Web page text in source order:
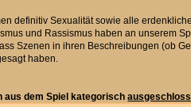
definitiv Sexualität sowie alle
und Rassismus haben an unserem
Szenen in ihren Beschreibungen (ob
haben.
aus dem Spiel kategorisch